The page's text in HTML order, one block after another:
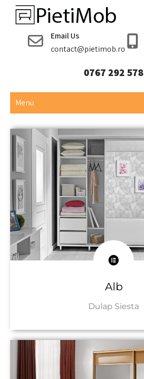
Pieti Mob
Email Us
contact@pietimob.ro
0767 292 578
Menu
Alb
Dulap Siesta
Către Produs